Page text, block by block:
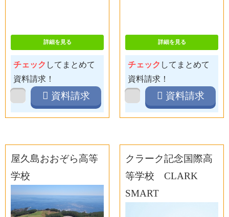
詳細を見る
チェック してまとめて
資料請求！
資料請求
詳細を見る
チェック してまとめて
資料請求！
資料請求
屋久島おおぞら高等
学校
クラーク記念国際高
等学校 CLARK
SMART